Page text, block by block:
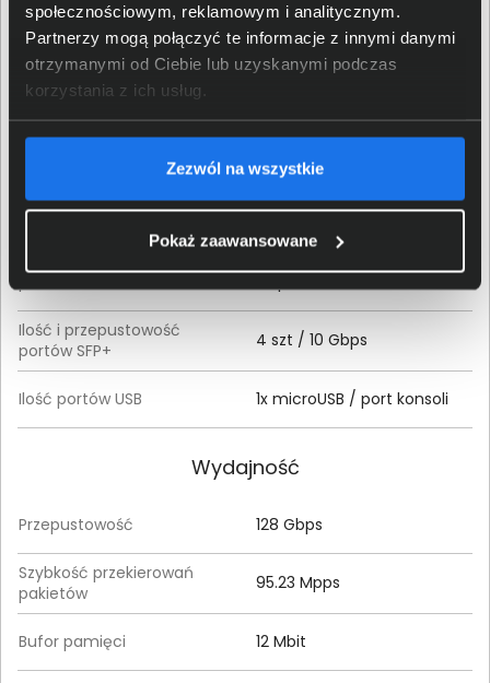
społecznościowym, reklamowym i analitycznym.
Partnerzy mogą połączyć te informacje z innymi danymi
otrzymanymi od Ciebie lub uzyskanymi podczas
korzystania z ich usług.
Zezwól na wszystkie
Pokaż zaawansowane
Loopback detection Tak
Filtr adresów MAC Tak
Zabezpieczenie DoS Tak
Porty
Ilość i przepustowość
portów SFP+
4 szt / 10 Gbps
Ilość portów USB 1x microUSB / port konsoli
Wydajność
Przepustowość 128 Gbps
Szybkość przekierowań
pakietów
95.23 Mpps
Bufor pamięci 12 Mbit